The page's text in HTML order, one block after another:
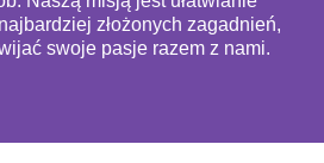
złożonych zagadnień,
swoje pasje razem z nami.